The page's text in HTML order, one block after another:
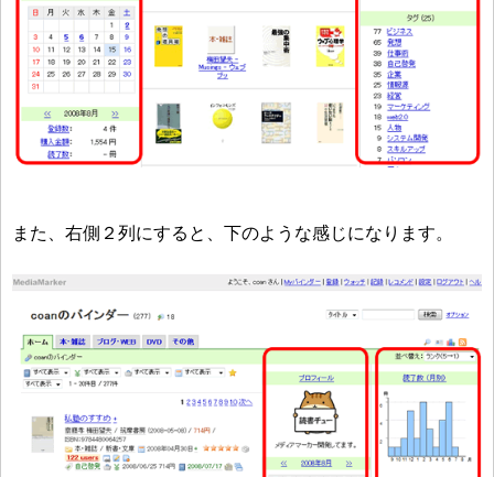
また、右側２列にすると、下のような感じになります。